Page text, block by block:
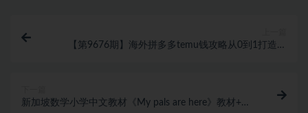
【第9676期】海外拼多多temu钱攻略从0到1打造店
新加坡数学小学中文教材《My pals are here》教材+练